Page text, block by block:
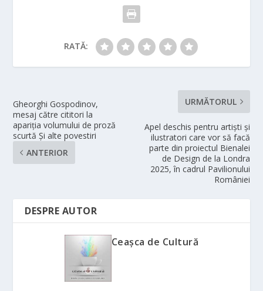
RATĂ:
Gheorghi Gospodinov,
mesaj către cititori la
apariția volumului de proză
scurtă Și alte povestiri
ANTERIOR
URMĂTORUL
Apel deschis pentru artiști și
ilustratori care vor să facă
parte din proiectul Bienalei
de Design de la Londra
2025, în cadrul Pavilionului
României
DESPRE AUTOR
Ceașca de Cultură